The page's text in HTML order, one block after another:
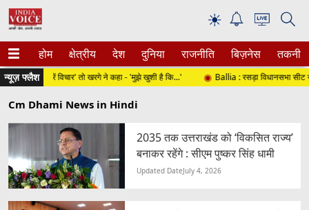
☀
होम क्षेत्रीय देश दुनिया राजनीति बिज़नेस तकनीक
न्यूज़ फ्लैश
पर करें विचार' तो खरगे ने कहा - 'मुझे खुशी है कि...' Ballia : रसड़ा विधानसभा सीट से
Cm Dhami News in Hindi
2035 तक उत्तराखंड को ‘विकसित राज्य’
बनाकर रहेंगे : सीएम पुष्कर सिंह धामी
Updated DateJuly 4, 2026